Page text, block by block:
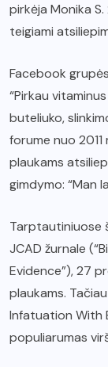
pirkėja Monika
teigiami
Facebook
“Pirkau
buteliuko,
forume nuo
plaukams
gimdymo: “Man
Tarptautiniuose
JCAD žurnale
Evidence”), 27
plaukams.
Infatuation With
populiarumas